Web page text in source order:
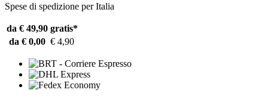
Spese di spedizione per Italia
da € 49,90 gratis*
da € 0,00 € 4,90